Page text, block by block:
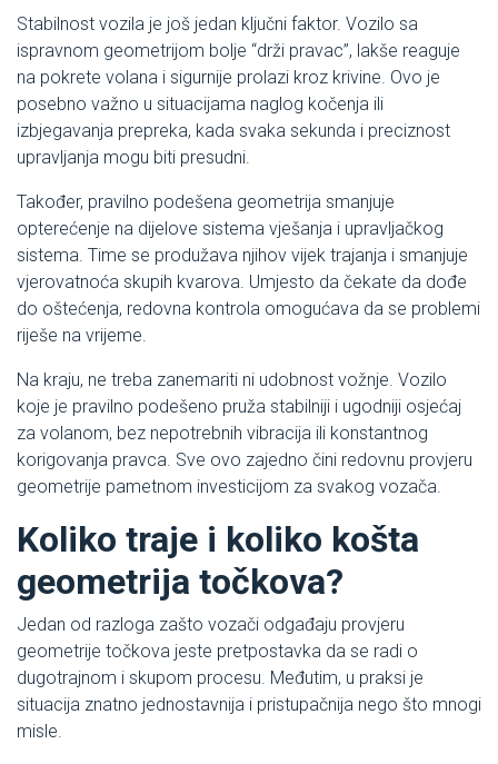
Stabilnost vozila je još jedan ključni faktor. Vozilo sa
ispravnom geometrijom bolje “drži pravac”, lakše reaguje
na pokrete volana i sigurnije prolazi kroz krivine. Ovo je
posebno važno u situacijama naglog kočenja ili
izbjegavanja prepreka, kada svaka sekunda i preciznost
upravljanja mogu biti presudni.
Također, pravilno podešena geometrija smanjuje
opterećenje na dijelove sistema vješanja i upravljačkog
sistema. Time se produžava njihov vijek trajanja i smanjuje
vjerovatnoća skupih kvarova. Umjesto da čekate da dođe
do oštećenja, redovna kontrola omogućava da se problemi
riješe na vrijeme.
Na kraju, ne treba zanemariti ni udobnost vožnje. Vozilo
koje je pravilno podešeno pruža stabilniji i ugodniji osjećaj
za volanom, bez nepotrebnih vibracija ili konstantnog
korigovanja pravca. Sve ovo zajedno čini redovnu provjeru
geometrije pametnom investicijom za svakog vozača.
Koliko traje i koliko košta
geometrija točkova?
Jedan od razloga zašto vozači odgađaju provjeru
geometrije točkova jeste pretpostavka da se radi o
dugotrajnom i skupom procesu. Međutim, u praksi je
situacija znatno jednostavnija i pristupačnija nego što mnogi
misle.